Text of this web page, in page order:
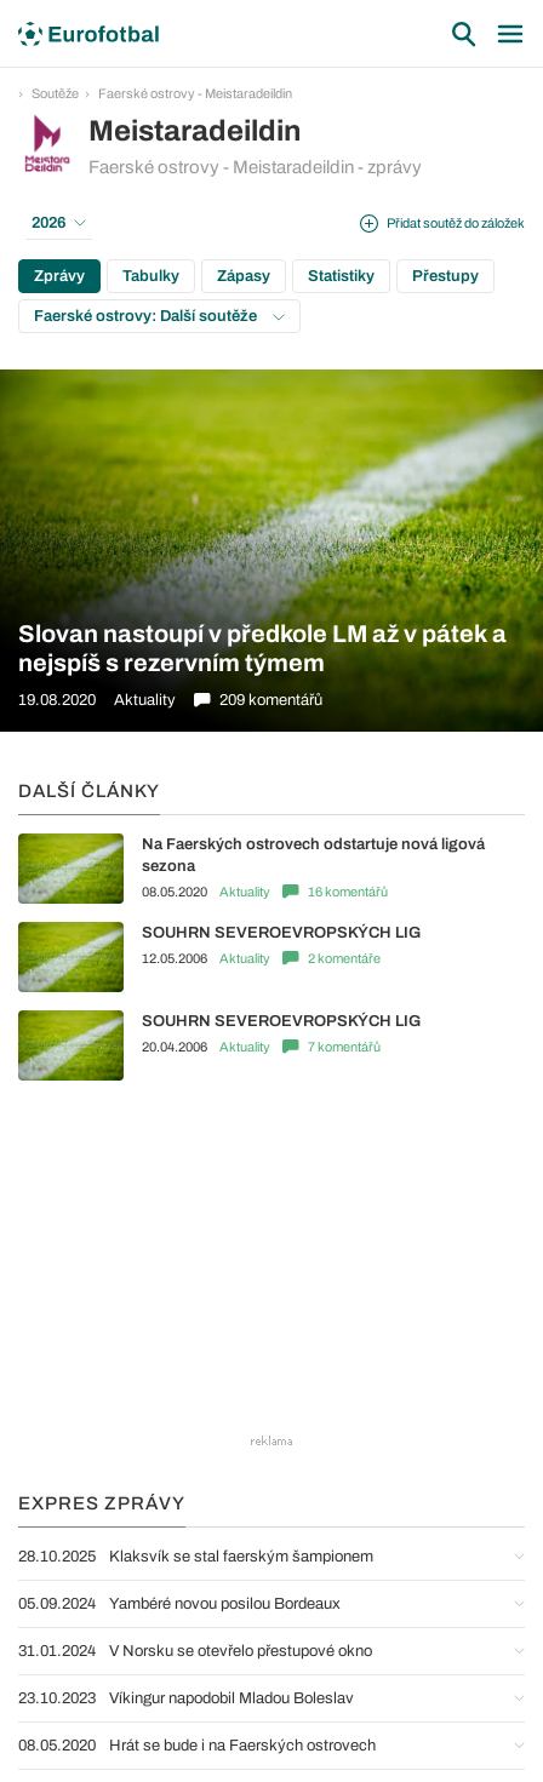
Soutěže Faerské ostrovy - Meistaradeildin
Meistaradeildin
Faerské ostrovy - Meistaradeildin - zprávy
Přidat soutěž do záložek
2026
Zprávy Tabulky Zápasy Statistiky Přestupy
Faerské ostrovy: Další soutěže
Slovan nastoupí v předkole LM až v pátek a
nejspíš s rezervním týmem
19.08.2020 Aktuality 209 komentářů
DALŠÍ ČLÁNKY
Na Faerských ostrovech odstartuje nová ligová
sezona
08.05.2020 Aktuality 16 komentářů
SOUHRN SEVEROEVROPSKÝCH LIG
12.05.2006 Aktuality 2 komentáře
SOUHRN SEVEROEVROPSKÝCH LIG
20.04.2006 Aktuality 7 komentářů
EXPRES ZPRÁVY
28.10.2025 Klaksvík se stal faerským šampionem
05.09.2024 Yambéré novou posilou Bordeaux
31.01.2024 V Norsku se otevřelo přestupové okno
23.10.2023 Víkingur napodobil Mladou Boleslav
08.05.2020 Hrát se bude i na Faerských ostrovech